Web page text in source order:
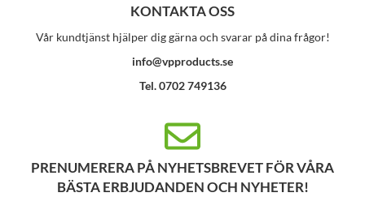
KONTAKTA OSS
Vår kundtjänst hjälper dig gärna och svarar på dina frågor!
info@vpproducts.se
Tel. 0702 749136
PRENUMERERA PÅ NYHETSBREVET FÖR VÅRA
BÄSTA ERBJUDANDEN OCH NYHETER!